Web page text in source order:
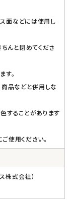
ス面などには使用し
んと閉めてくださ
す。
商品などと併用しな
することがあります
使用ください。
株式会社）